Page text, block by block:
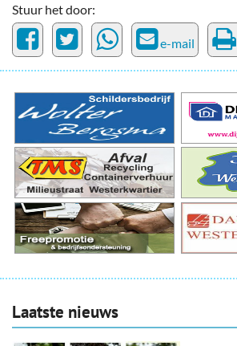
Stuur het door:
e-mail
Laatste nieuws